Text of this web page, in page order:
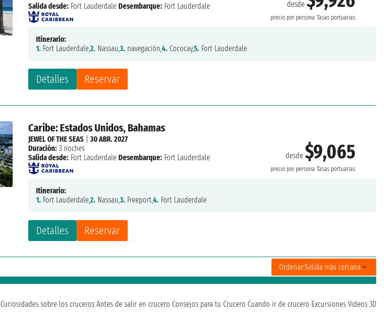
desde
precio por persona Tasas portuarias
Detalles Reservar
Salida desde: Fort Lauderdale Desembarque: Fort Lauderdale
Itinerario:
1. Fort Lauderdale,2. Nassau,3. navegación,4. Cococay,5. Fort Lauderdale
Caribe: Estados Unidos, Bahamas
desde$9,065
precio por persona Tasas portuarias
Detalles Reservar
JEWEL OF THE SEAS |30 ABR. 2027
Duración: 3 noches
Salida desde: Fort Lauderdale Desembarque: Fort Lauderdale
Itinerario:
1. Fort Lauderdale,2. Nassau,3. Freeport,4. Fort Lauderdale
Ordenar:Salida más cercana
Curiosidades sobre los cruceros Antes de salir en crucero Consejos para tu Crucero Cuando ir de crucero Excursiones Videos 3D